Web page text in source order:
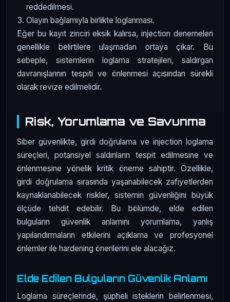
reddedilmesi.
Olayın bağlamıyla birlikte loglanması.
Eğer bu kayıt zinciri eksik kalırsa, injection denemeleri
genellikle belirtilere ulaşmadan ortaya çıkar. Bu
sebeple, sistemlerin loglama stratejileri, saldırgan
davranışlarının tespiti ve önlenmesi açısından sürekli
olarak revize edilmelidir.
Risk, Yorumlama ve Savunma
Siber güvenlikte, girdi doğrulama ve injection loglama
süreçleri, potansiyel saldırıların tespit edilmesine ve
önlenmesine yönelik kritik öneme sahiptir. Özellikle,
girdi doğrulama sırasında yaşanabilecek zafiyetlerden
kaynaklanabilecek riskler, sistemin güvenliğini büyük
ölçüde tehdit edebilir. Bu bölümde, elde edilen
bulguların güvenlik anlamını yorumlama, yanlış
yapılandırmaların etkilerini açıklama ve profesyonel
önlemler ile hardening önerilerini ele alacağız.
Elde Edilen Bulguların Güvenlik Anlamı
Loglama süreçlerinde, şüpheli isteklerin belirlenmesi,